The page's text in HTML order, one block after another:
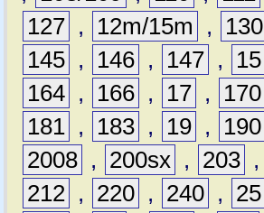
127 , 12m/15m , 130
145 , 146 , 147 , 15
164 , 166 , 17 , 170
181 , 183 , 19 , 190
2008 , 200sx , 203 ,
212 , 220 , 240 , 25